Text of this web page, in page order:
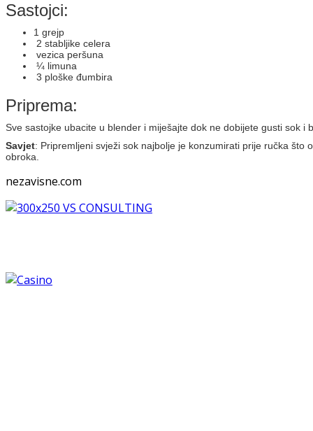
Sastojci:
1 grejp
2 stabljike celera
vezica peršuna
¼ limuna
3 ploške đumbira
Priprema:
Sve sastojke ubacite u blender i miješajte dok ne dobijete gusti sok
Savjet: Pripremljeni svježi sok najbolje je konzumirati prije ručka
obroka.
nezavisne.com